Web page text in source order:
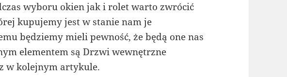
wyboru okien jak i rolet warto zwrócić
kupujemy jest w stanie nam je
będziemy mieli pewność, że będą one nas
elementem są Drzwi wewnętrzne
w kolejnym artykule.